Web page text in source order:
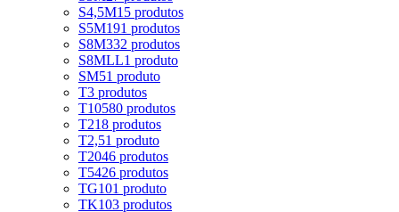
S4,5M15 produtos
S5M191 produtos
S8M332 produtos
S8MLL1 produto
SM51 produto
T3 produtos
T10580 produtos
T218 produtos
T2,51 produto
T2046 produtos
T5426 produtos
TG101 produto
TK103 produtos